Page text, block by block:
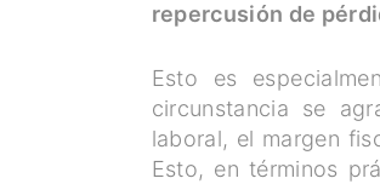
repercusión de
Esto es
circunstancia se
laboral, el margen
Esto, en términos